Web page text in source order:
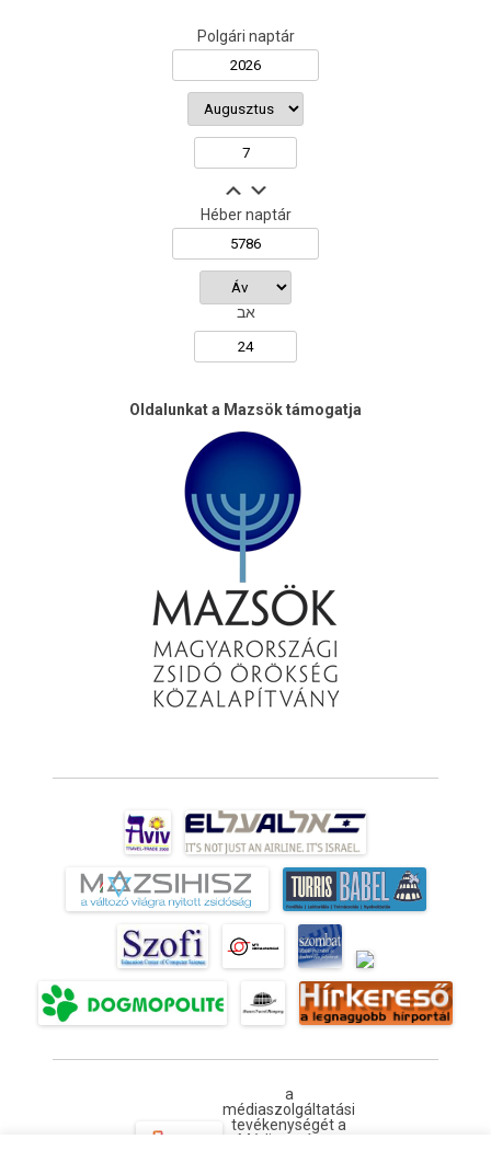
Polgári naptár
Héber naptár
אב
Oldalunkat a Mazsök támogatja
a
médiaszolgáltatási
tevékenységét a
Médiatanács a